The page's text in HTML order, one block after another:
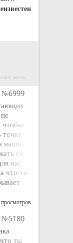
мосты
№6999
чтобы
точку
свои
нас
что-то
№5180
ты